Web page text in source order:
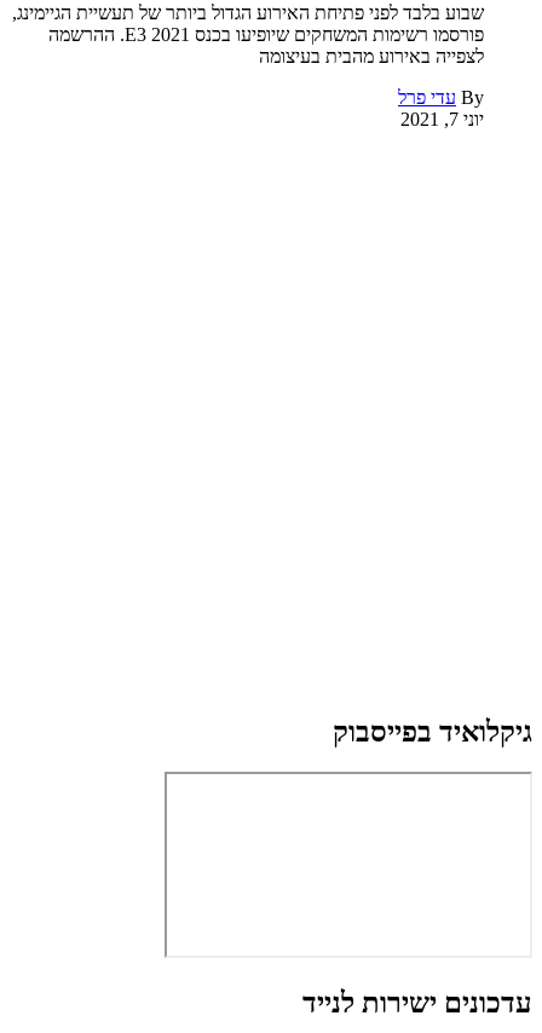
שבוע בלבד לפני פתיחת האירוע הגדול ביותר של תעשיית הגיימינג,
פורסמו רשימות המשחקים שיופיעו בכנס E3 2021. ההרשמה
לצפייה באירוע מהבית בעיצומה
By עדי פרל
יוני 7, 2021
גיקלואיד בפייסבוק
עדכונים ישירות לנייד